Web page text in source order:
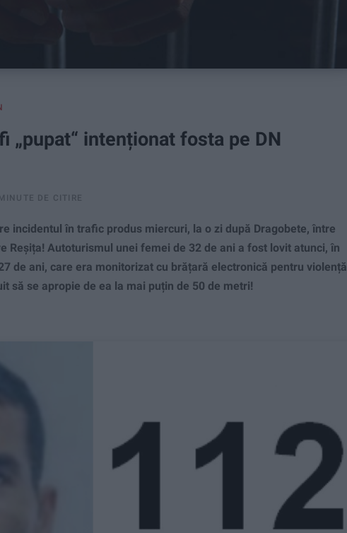
„pupat“ intenționat fosta pe DN
DE CITIRE
incidentul în trafic produs miercuri, la o zi după Dragobete, între
Reșița! Autoturismul unei femei de 32 de ani a fost lovit atunci, în
de ani, care era monitorizat cu brățară electronică pentru violență
să se apropie de ea la mai puțin de 50 de metri!